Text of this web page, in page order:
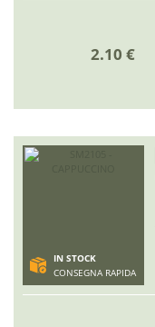
2.10 €
IN STOCK
CONSEGNA RAPIDA